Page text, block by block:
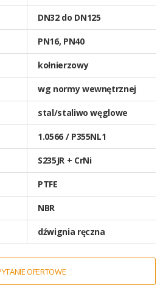
DN32 do DN125
PN16, PN40
kołnierzowy
wg normy wewnętrznej
stal/staliwo węglowe
1.0566 / P355NL1
S235JR + CrNi
PTFE
NBR
dźwignia ręczna
OFERTOWE